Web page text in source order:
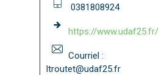
0381808924
https://www.udaf25.fr/
Courriel :
ltroutet@udaf25.fr